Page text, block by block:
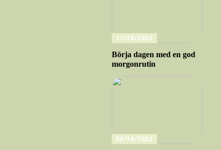
11/10/2022
Börja dagen med en god
morgonrutin
09/10/2022